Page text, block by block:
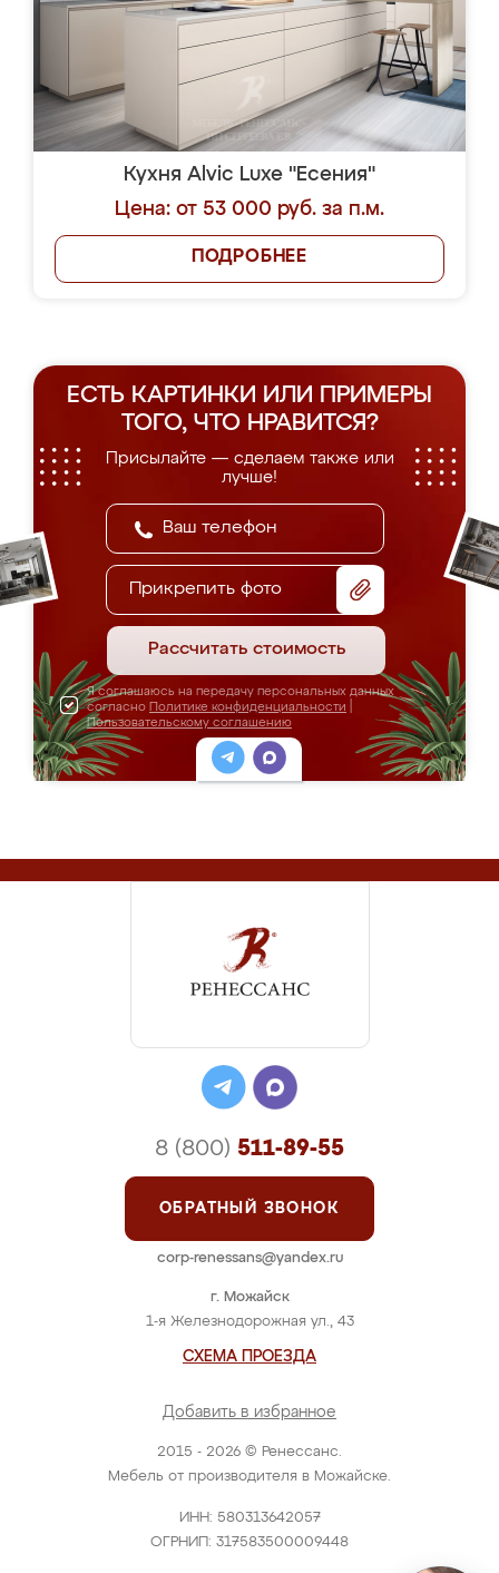
Кухня Alvic Luxe "Есения"
Цена: от 53 000 руб. за п.м.
ПОДРОБНЕЕ
ЕСТЬ КАРТИНКИ ИЛИ ПРИМЕРЫ
ТОГО, ЧТО НРАВИТСЯ?
Присылайте — сделаем также или
лучше!
Прикрепить фото
Рассчитать стоимость
Я соглашаюсь на передачу персональных данных
согласно Политике конфиденциальности
Пользовательскому соглашению
2015 - 2026 © Ренессанс.
Мебель от производителя в Можайске.
ИНН: 580313642057
ОГРНИП: 317583500009448
г. Можайск
1-я Железнодорожная ул., 43
СХЕМА ПРОЕЗДА
Добавить в избранное
8 (800) 511-89-55
ОБРАТНЫЙ ЗВОНОК
corp-renessans@yandex.ru